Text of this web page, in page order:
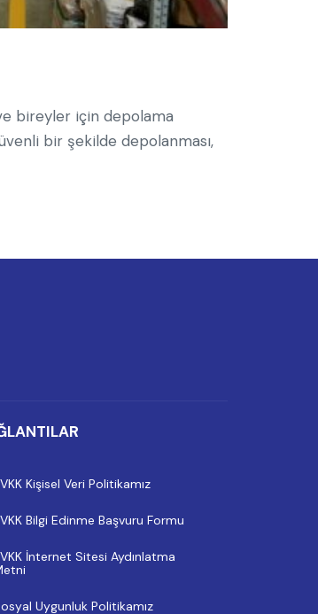
bireyler için depolama
bir şekilde depolanması,
Kişisel Veri Politikamız
Bilgi Edinme Başvuru Formu
İnternet Sitesi Aydınlatma
Uygunluk Politikamız